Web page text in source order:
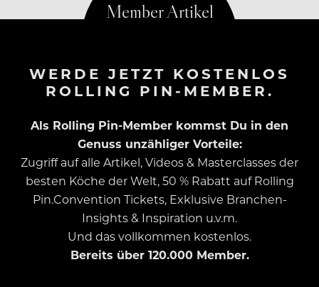
WERDE JETZT KOSTENLOS
ROLLING PIN-MEMBER.
Als Rolling Pin-Member kommst Du in den
Genuss unzähliger Vorteile:
Zugriff auf alle Artikel, Videos & Masterclasses der
besten Köche der Welt, 50 % Rabatt auf Rolling
Pin.Convention Tickets, Exklusive Branchen-
Insights & Inspiration u.v.m.
Und das vollkommen kostenlos.
Bereits über 120.000 Member.